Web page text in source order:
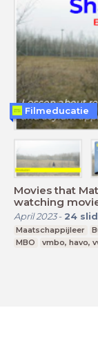
Movies that
watching
April 2023- 24
Maatschappijleer
MBO
vmbo, havo,
Filmeducatie